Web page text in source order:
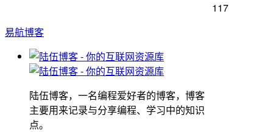
117
易航博客
陆伍博客，一名编程爱好者的博客，博客
主要用来记录与分享编程、学习中的知识
点。